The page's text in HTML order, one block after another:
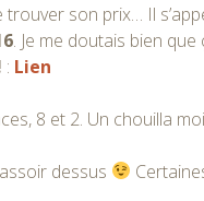
trouver son prix… Il
. Je me doutais bien que
: Lien
8 et 2. Un chouilla
dessus